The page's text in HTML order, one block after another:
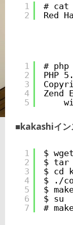
1
2
# cat
Red
1
2
3
4
5
#
PHP
Zend
■kakashiイン
1
2
3
4
5
6
7
$
$ tar
$ cd
$ ./
$
$ su
#